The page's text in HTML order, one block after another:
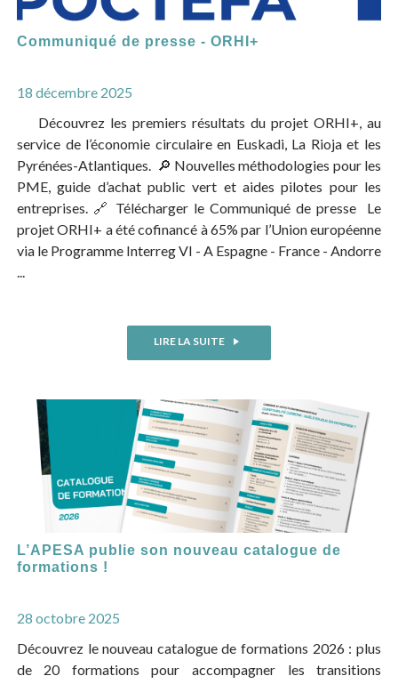
Communiqué de presse - ORHI+
18 décembre 2025
Découvrez les premiers résultats du projet ORHI+, au
service de l’économie circulaire en Euskadi, La Rioja et les
Pyrénées-Atlantiques. 🔎 Nouvelles méthodologies pour les
PME, guide d’achat public vert et aides pilotes pour les
entreprises. 🔗 Télécharger le Communiqué de presse Le
projet ORHI+ a été cofinancé à 65% par l’Union européenne
via le Programme Interreg VI - A Espagne - France - Andorre
...
LIRE LA SUITE
L’APESA publie son nouveau catalogue de
formations !
28 octobre 2025
Découvrez le nouveau catalogue de formations 2026 : plus
de 20 formations pour accompagner les transitions